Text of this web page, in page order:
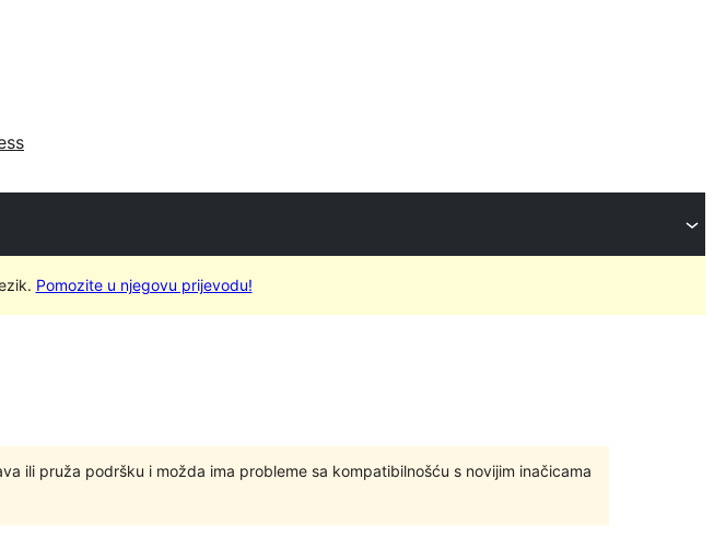
Pomozite u njegovu prijevodu!
ili pruža podršku i možda ima probleme sa kompatibilnošću s novijim inačicama